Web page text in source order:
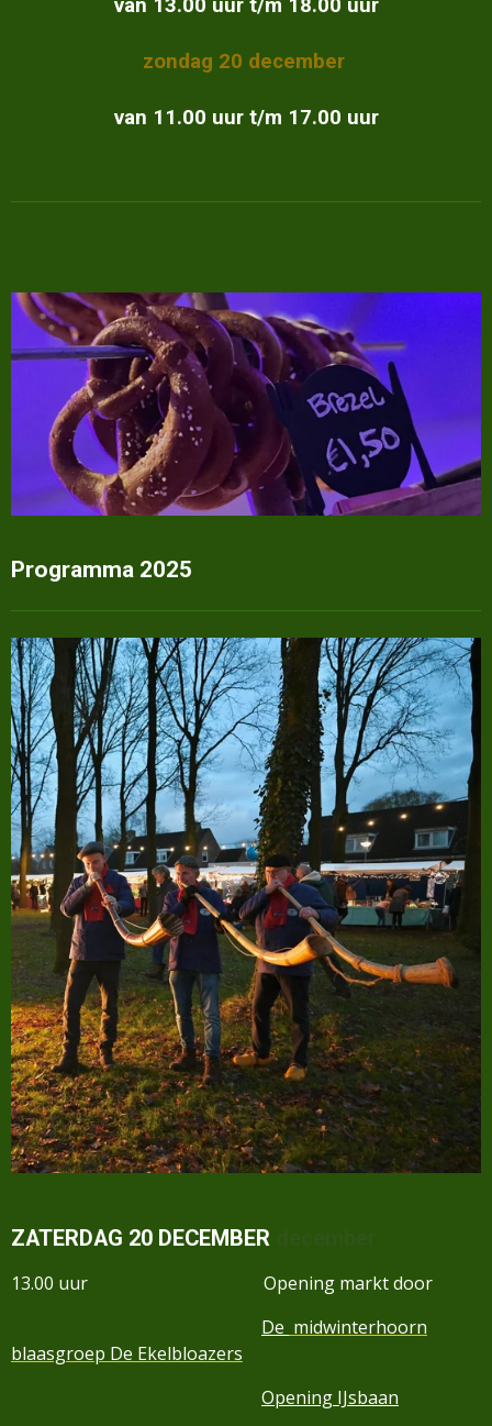
van 13.00 uur t/m 18.00 uur
zondag 20 december
van 11.00 uur t/m 17.00 uur
Programma 2025
ZATERDAG 20 DECEMBER
13.00 uur Opening markt door
De midwinterhoorn
blaasgroep De Ekelbloazers
Opening IJsbaan